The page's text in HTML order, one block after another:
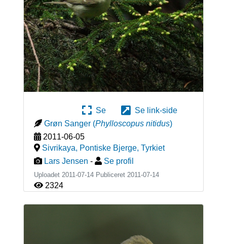
Se
Se link-side
Grøn Sanger (Phylloscopus nitidus)
2011-06-05
Sivrikaya, Pontiske Bjerge, Tyrkiet
Lars Jensen - Se profil
Uploadet 2011-07-14 Publiceret 2011-07-14
2324